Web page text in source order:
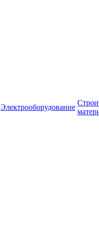
Электрооборудование